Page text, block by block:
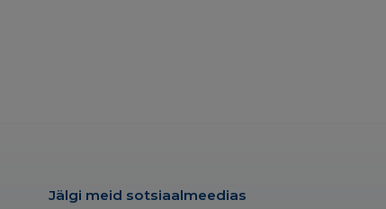
Jälgi meid sotsiaalmeedias